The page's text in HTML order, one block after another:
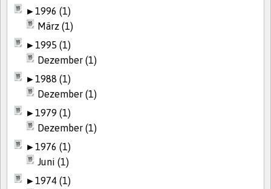
►1996 (1)
März (1)
►1995 (1)
Dezember (1)
►1988 (1)
Dezember (1)
►1979 (1)
Dezember (1)
►1976 (1)
Juni (1)
►1974 (1)